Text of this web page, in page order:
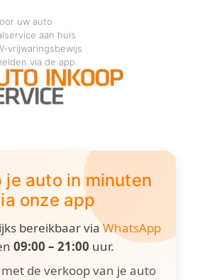
uw auto
aan huis
vrijwaringsbewijs
via de app
je auto in minuten
onze app
bereikbaar viaWhatsApp
09:00 – 21:00 uur.
de verkoop van je auto